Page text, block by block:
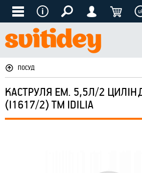
ПОСУД
КАСТРУЛЯ ЕМ. 5,5Л/2
(I1617/2) ТМ IDILIA